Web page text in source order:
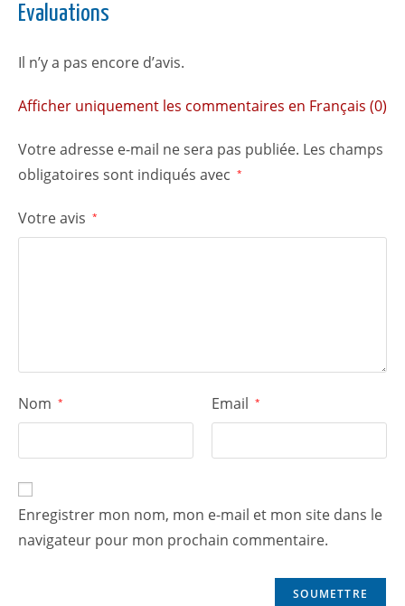
Evaluations
Il n’y a pas encore d’avis.
Afficher uniquement les commentaires en Français (0)
Votre adresse e-mail ne sera pas publiée. Les champs
obligatoires sont indiqués avec *
Votre avis *
Nom * Email *
Enregistrer mon nom, mon e-mail et mon site dans le
navigateur pour mon prochain commentaire.